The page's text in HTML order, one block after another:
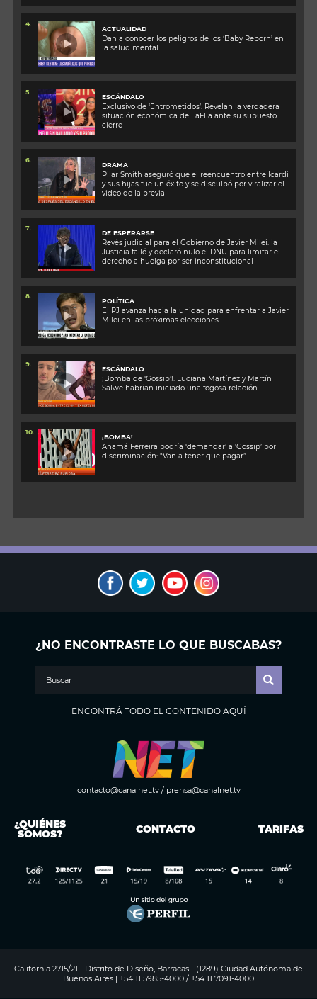
4.
ACTUALIDAD
Dan a conocer los peligros de los ‘Baby Reborn’ en
la salud mental
5.
ESCÁNDALO
Exclusivo de ‘Entrometidos’: Revelan la verdadera
situación económica de LaFlia ante su supuesto
cierre
6.
DRAMA
Pilar Smith aseguró que el reencuentro entre Icardi
y sus hijas fue un éxito y se disculpó por viralizar el
video de la previa
7.
DE ESPERARSE
Revés judicial para el Gobierno de Javier Milei: la
Justicia falló y declaró nulo el DNU para limitar el
derecho a huelga por ser inconstitucional
8.
POLÍTICA
El PJ avanza hacia la unidad para enfrentar a Javier
Milei en las próximas elecciones
9.
ESCÁNDALO
¡Bomba de ‘Gossip’!: Luciana Martínez y Martín
Salwe habrían iniciado una fogosa relación
10.
¡BOMBA!
Anamá Ferreira podría ‘demandar’ a ‘Gossip’ por
discriminación: “Van a tener que pagar”
¿NO ENCONTRASTE LO QUE BUSCABAS?
ENCONTRÁ TODO EL CONTENIDO AQUÍ
contacto@canalnet.tv/ prensa@canalnet.tv
¿QUIÉNES
SOMOS? CONTACTO TARIFAS
California 2715/21 - Distrito de Diseño, Barracas - (1289) Ciudad Autónoma de
Buenos Aires | +54 11 5985-4000 / +54 11 7091-4000